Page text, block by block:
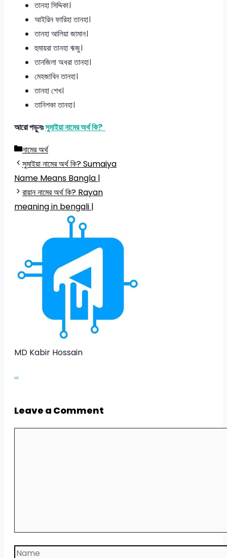
তানহা সিদ্দিকা।
আইরিন ফারিহা তানহা।
তানহা আলিয়া জামান।
হুমায়রা তানহা ঋজু।
তানজিলা অধরা তানহা।
মেহজাবিন তানহা।
তানহা শেখ।
তানিশকা তানহা।
আরো পড়ুনঃসুমাইয়া নামের অর্থ কি?
Categories
নামের অর্থ
সুমাইয়া নামের অর্থ কি? Sumaiya
Name Means Bangla |
রায়ান নামের অর্থ কি? Rayan
meaning in bengali |
MD Kabir Hossain
...
Leave a Comment
Name